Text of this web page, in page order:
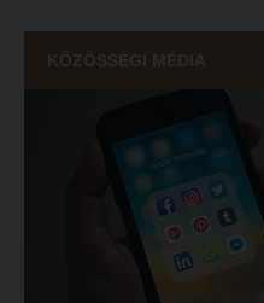
KÖZÖSSÉGI MÉDIA